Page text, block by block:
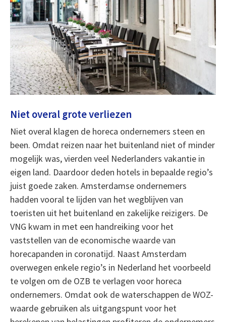
Niet overal grote verliezen
Niet overal klagen de horeca ondernemers steen en
been. Omdat reizen naar het buitenland niet of minder
mogelijk was, vierden veel Nederlanders vakantie in
eigen land. Daardoor deden hotels in bepaalde regio’s
juist goede zaken. Amsterdamse ondernemers
hadden vooral te lijden van het wegblijven van
toeristen uit het buitenland en zakelijke reizigers. De
VNG kwam in met een handreiking voor het
vaststellen van de economische waarde van
horecapanden in coronatijd. Naast Amsterdam
overwegen enkele regio’s in Nederland het voorbeeld
te volgen om de OZB te verlagen voor horeca
ondernemers. Omdat ook de waterschappen de WOZ-
waarde gebruiken als uitgangspunt voor het